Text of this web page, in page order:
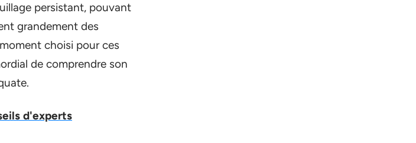
persistant, pouvant
grandement des
choisi pour ces
de comprendre son
d'experts